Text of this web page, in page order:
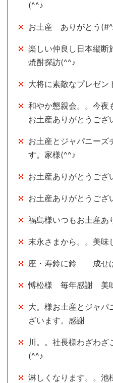
(^^♪
お土産 ありがとう
楽しい仲良し日本縦
焼酎探訪(^^♪
大将に素敵なプレゼン
和やか懇親会。。今夜
お土産ありがとうござ
お土産とジャパニーズ
す。家様(^^♪
お土産ありがとうござ
お土産ありがとうご
福島様いつもお土産あ
末永さまから。。美
座・寿鈴に鈴 成せ
愽松様 毎年感謝 美
大。様お土産とジャパ
ざいます。感謝
川。。社長様わざわ
(^^♪
淋しくなります。。池